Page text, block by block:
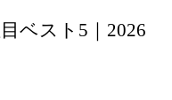
ベスト5｜2026